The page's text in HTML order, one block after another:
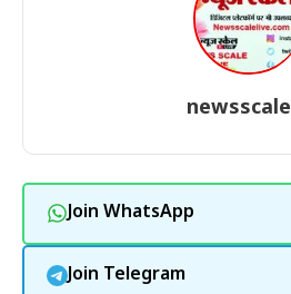
newsscale
Join WhatsApp
Join Telegram